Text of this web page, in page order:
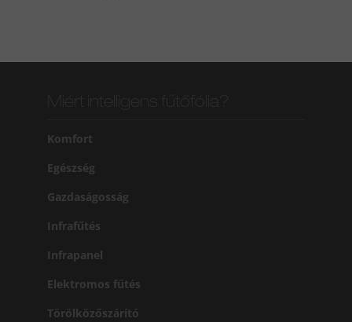
Komfort
Egészség
Gazdaságosság
Infrafűtés
Infrapanel
Elektromos fűtés
Törölközőszárító